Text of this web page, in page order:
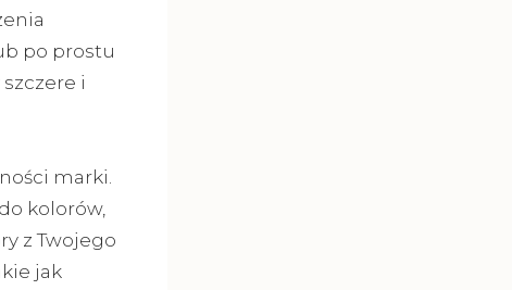
po prostu
szczere i
marki.
kolorów,
z Twojego
jak